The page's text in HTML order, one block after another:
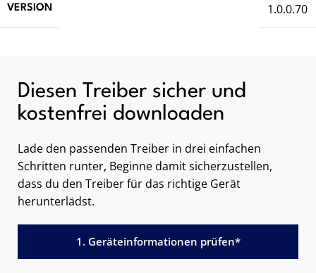
VERSION 1.0.0.70
Diesen Treiber sicher und
kostenfrei downloaden
Lade den passenden Treiber in drei einfachen
Schritten runter, Beginne damit sicherzustellen,
dass du den Treiber für das richtige Gerät
herunterlädst.
1. Geräteinformationen prüfen*